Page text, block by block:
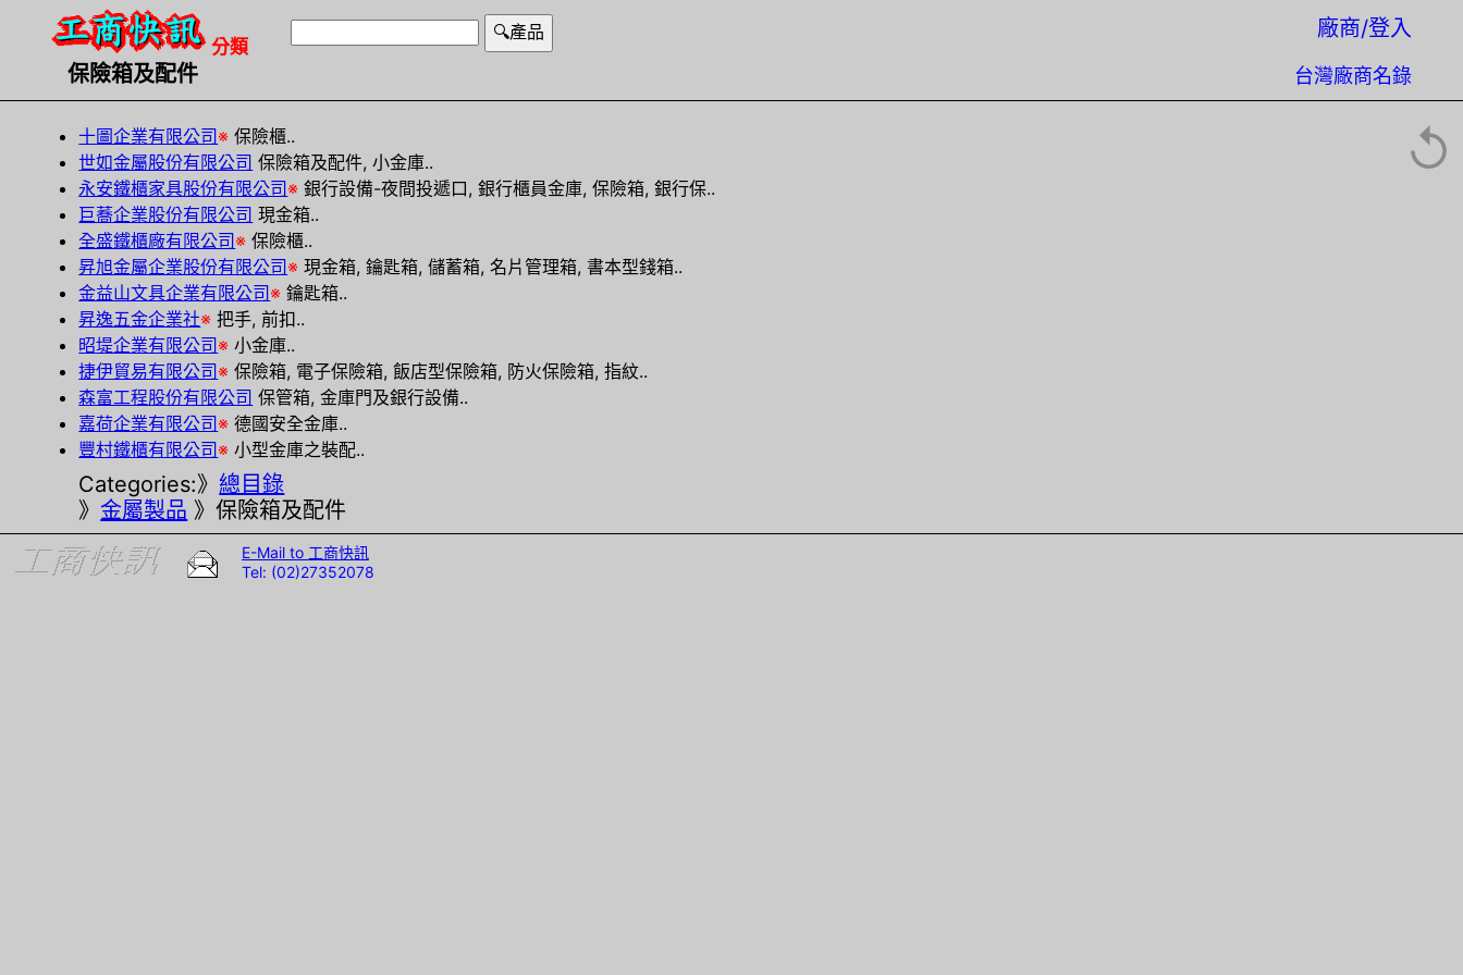
分類
廠商/登入
保險箱及配件
台灣廠商名錄
十圖企業有限公司 ※保險櫃..
世如金屬股份有限公司 保險箱及配件, 小金庫..
永安鐵櫃家具股份有限公司 ※銀行設備-夜間投遞口, 銀行櫃員金庫, 保險箱, 銀行保..
巨蕎企業股份有限公司 現金箱..
全盛鐵櫃廠有限公司 ※保險櫃..
昇旭金屬企業股份有限公司 ※現金箱, 鑰匙箱, 儲蓄箱, 名片管理箱, 書本型錢箱..
金益山文具企業有限公司 ※鑰匙箱..
昇逸五金企業社※把手, 前扣..
昭堤企業有限公司 ※小金庫..
捷伊貿易有限公司 ※保險箱, 電子保險箱, 飯店型保險箱, 防火保險箱, 指紋..
森富工程股份有限公司 保管箱, 金庫門及銀行設備..
嘉荷企業有限公司 ※德國安全金庫..
豐村鐵櫃有限公司 ※小型金庫之裝配..
Categories:》 總目錄
》金屬製品 》保險箱及配件
E-Mail to 工商快訊
Tel: (02)27352078
↺